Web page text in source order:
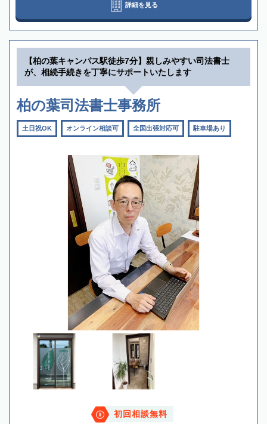
詳細を見る
【柏の葉キャンパス駅徒歩7分】親しみやすい司法書士
が、相続手続きを丁寧にサポートいたします
柏の葉司法書士事務所
土日祝OK オンライン相談可 全国出張対応可 駐車場あり
初回相談無料